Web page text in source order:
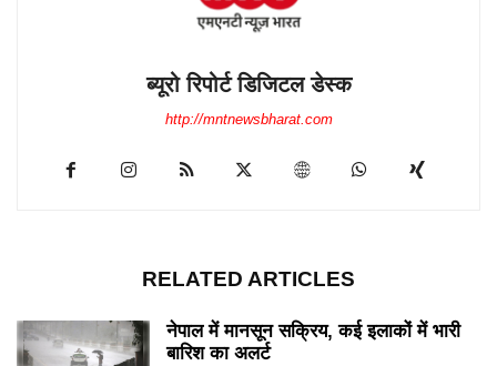
ब्यूरो रिपोर्ट डिजिटल डेस्क
http://mntnewsbharat.com
RELATED ARTICLES
नेपाल में मानसून सक्रिय, कई इलाकों में भारी
बारिश का अलर्ट